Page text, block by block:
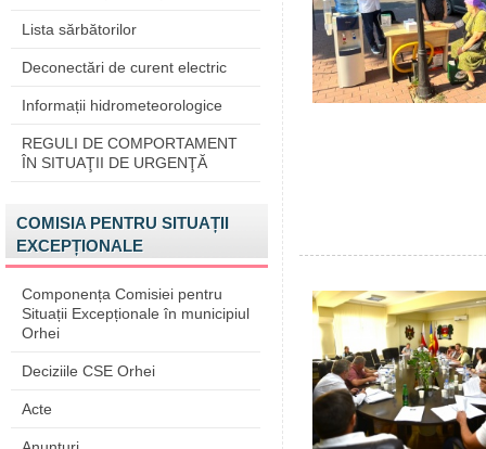
Lista sărbătorilor
Deconectări de curent electric
Informații hidrometeorologice
REGULI DE COMPORTAMENT
ÎN SITUAŢII DE URGENŢĂ
COMISIA PENTRU SITUAȚII
EXCEPȚIONALE
Componența Comisiei pentru
Situații Excepționale în municipiul
Orhei
Deciziile CSE Orhei
Acte